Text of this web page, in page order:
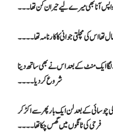
واپس آنا بھی میرے لیے حیران کن تھا۔۔۔
اس کی مچلتی جوانی کا کارنامہ تھا ۔۔۔۔
ایک منٹ کے بعد اس نے بھی ساتھ دینا
شروع کر دیا ۔۔۔۔
کی چوسائی کے بعد لن ایک بار پھر سے اکڑ کر
فرحی کی ٹانگوں میں گھس چکا تھا۔۔۔۔